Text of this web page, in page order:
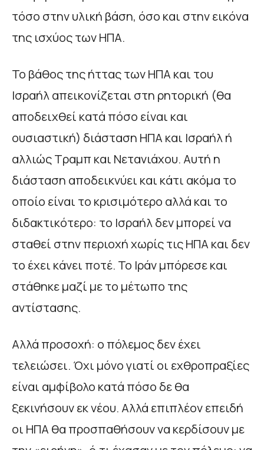
τόσο στην υλική βάση, όσο και στην εικόνα
της ισχύος των ΗΠΑ.
Το βάθος της ήττας των ΗΠΑ και του
Ισραήλ απεικονίζεται στη ρητορική (θα
αποδειχθεί κατά πόσο είναι και
ουσιαστική) διάσταση ΗΠΑ και Ισραήλ ή
αλλιώς Τραμπ και Νετανιάχου. Αυτή η
διάσταση αποδεικνύει και κάτι ακόμα το
οποίο είναι το κρισιμότερο αλλά και το
διδακτικότερο: το Ισραήλ δεν μπορεί να
σταθεί στην περιοχή χωρίς τις ΗΠΑ και δεν
το έχει κάνει ποτέ. Το Ιράν μπόρεσε και
στάθηκε μαζί με το μέτωπο της
αντίστασης.
Αλλά προσοχή: ο πόλεμος δεν έχει
τελειώσει. Όχι μόνο γιατί οι εχθροπραξίες
είναι αμφίβολο κατά πόσο δε θα
ξεκινήσουν εκ νέου. Αλλά επιπλέον επειδή
οι ΗΠΑ θα προσπαθήσουν να κερδίσουν με